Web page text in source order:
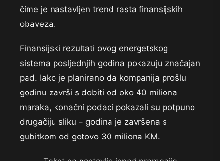
čime je nastavljen trend rasta finansijskih
obaveza.
Finansijski rezultati ovog energetskog
sistema posljednjih godina pokazuju značajan
pad. Iako je planirano da kompanija prošlu
godinu završi s dobiti od oko 40 miliona
maraka, konačni podaci pokazali su potpuno
drugačiju sliku – godina je završena s
gubitkom od gotovo 30 miliona KM.